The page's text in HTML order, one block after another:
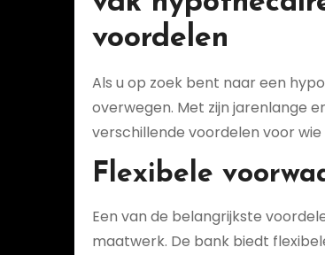
voordelen
Als u op zoek bent naar een
overwegen. Met zijn jarenlange
verschillende voordelen voor
Flexibele
Een van de belangrijkste
maatwerk. De bank biedt